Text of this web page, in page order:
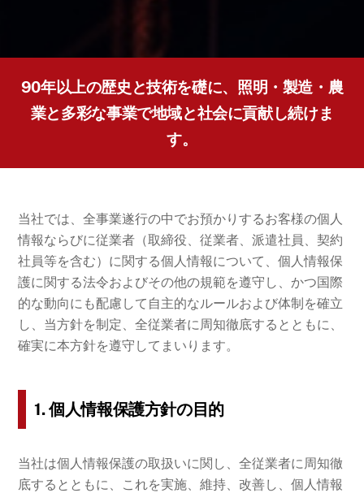
90年以上の歴史と技術を礎に、照明・製造・農
業と多彩な事業で地域と社会に貢献し続けま
す。
当社では、全事業遂行の中でお預かりするお客様の個人
情報ならびに従業者（取締役、従業者、派遣社員、契約
社員等を含む）に関する個人情報について、個人情報保
護に関する法令およびその他の規範を遵守し、かつ国際
的な動向にも配慮して自主的なルールおよび体制を確立
し、当方針を制定、全従業者に周知徹底するとともに、
確実に本方針を遵守してまいります。
1. 個人情報保護方針の目的
当社は個人情報保護の取扱いに関し、全従業者に周知徹
底するとともに、これを実施、維持、改善し、個人情報